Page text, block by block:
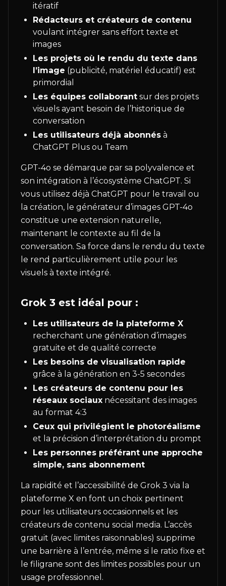
itératif
Rédacteurs et créateurs de contenu
voulant intégrer sans effort texte et
images
Les projets où le rendu du texte dans
l’image (publicité, matériel éducatif) est
primordial
Les équipes collaborant sur des projets
visuels ayant besoin de l’historique de
conversation
Les utilisateurs déjà abonnés à
ChatGPT Plus ou Team
GPT-4o se démarque par sa polyvalence et
son intégration à l’écosystème ChatGPT. Si
vous utilisez déjà ChatGPT pour le travail ou
la création, le générateur d’images GPT-4o
constitue une extension naturelle,
maintenant le contexte au fil de la
conversation. Sa force dans le rendu du texte
le rend particulièrement utile pour les
visuels à texte intégré.
Grok 3 est idéal pour :
Les utilisateurs de la plateforme X
recherchant une génération d’images
gratuite et de qualité correcte
Les besoins de visualisation rapide
grâce à la génération en 3-5 secondes
Les créateurs de contenu pour les
réseaux sociaux nécessitant des images
au format 4:3
Ceux qui privilégient le photoréalisme
et la précision d’interprétation du prompt
Les personnes préférant une approche
simple, sans abonnement
La rapidité et l’accessibilité de Grok 3 via la
plateforme X en font un choix pertinent
pour les utilisateurs occasionnels et les
créateurs de contenu social media. L’accès
gratuit (avec limites raisonnables) supprime
une barrière à l’entrée, même si le ratio fixe et
le filigrane sont des limites possibles pour un
usage professionnel.